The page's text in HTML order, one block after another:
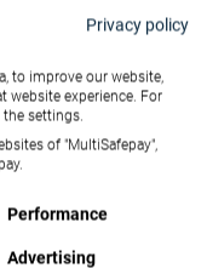
Privacy policy
to improve our website,
website experience. For
settings.
of "MultiSafepay",
Performance
Advertising